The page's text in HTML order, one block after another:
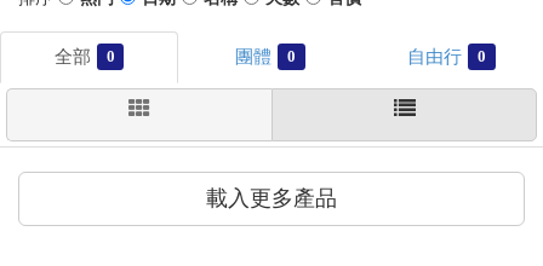
0 0 0
載入更多產品